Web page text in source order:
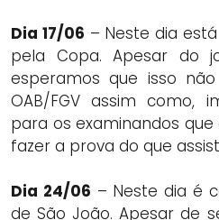
Dia 17/06 – Neste dia
pela Copa. Apesar do
esperamos que isso
OAB/FGV assim como,
para os examinandos
fazer a prova do que
Dia 24/06 – Neste dia é
de São João. Apesar de